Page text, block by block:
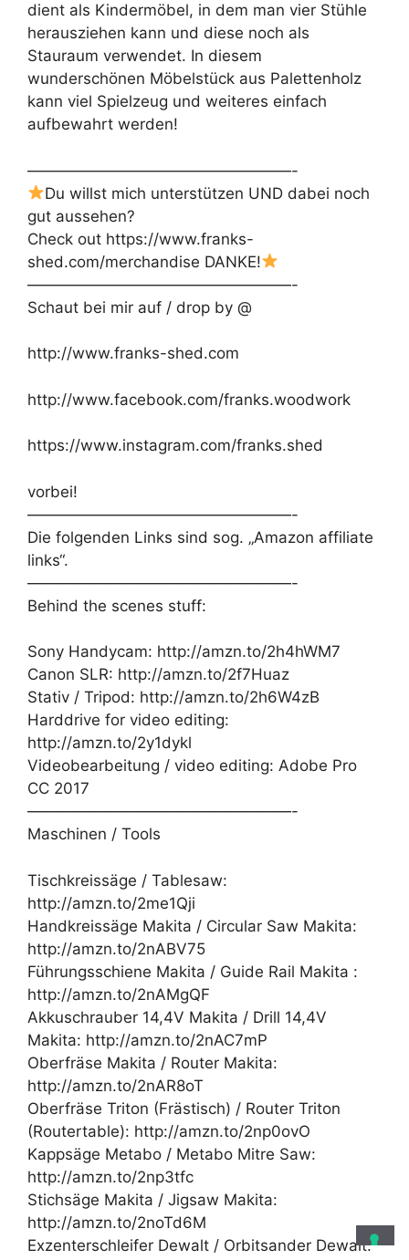
dient als Kindermöbel, in dem man vier Stühle
herausziehen kann und diese noch als
Stauraum verwendet. In diesem
wunderschönen Möbelstück aus Palettenholz
kann viel Spielzeug und weiteres einfach
aufbewahrt werden!
—————————————————-
Du willst mich unterstützen UND dabei noch
gut aussehen?
Check out https://www.franks-
shed.com/merchandise DANKE!
—————————————————-
Schaut bei mir auf / drop by @
http://www.franks-shed.com
http://www.facebook.com/franks.woodwork
https://www.instagram.com/franks.shed
vorbei!
—————————————————-
Die folgenden Links sind sog. „Amazon affiliate
links“.
—————————————————-
Behind the scenes stuff:
Sony Handycam: http://amzn.to/2h4hWM7
Canon SLR: http://amzn.to/2f7Huaz
Stativ / Tripod: http://amzn.to/2h6W4zB
Harddrive for video editing:
http://amzn.to/2y1dykl
Videobearbeitung / video editing: Adobe Pro
CC 2017
—————————————————-
Maschinen / Tools
Tischkreissäge / Tablesaw:
http://amzn.to/2me1Qji
Handkreissäge Makita / Circular Saw Makita:
http://amzn.to/2nABV75
Führungsschiene Makita / Guide Rail Makita :
http://amzn.to/2nAMgQF
Akkuschrauber 14,4V Makita / Drill 14,4V
Makita: http://amzn.to/2nAC7mP
Oberfräse Makita / Router Makita:
http://amzn.to/2nAR8oT
Oberfräse Triton (Frästisch) / Router Triton
(Routertable): http://amzn.to/2np0ovO
Kappsäge Metabo / Metabo Mitre Saw:
http://amzn.to/2np3tfc
Stichsäge Makita / Jigsaw Makita:
http://amzn.to/2noTd6M
Exzenterschleifer Dewalt / Orbitsander Dewalt: